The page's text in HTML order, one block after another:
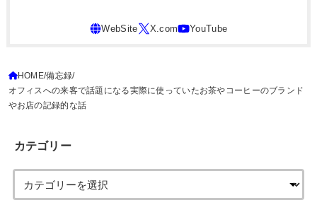
HOME 備忘録
オフィスへの来客で話題になる実際に使っていたお茶やコーヒーのブランド
やお店の記録的な話
カテゴリー